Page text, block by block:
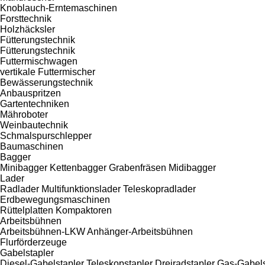
Knoblauch-Erntemaschinen
Forsttechnik
Holzhäcksler
Fütterungstechnik
Fütterungstechnik
Futtermischwagen
vertikale Futtermischer
Bewässerungstechnik
Anbauspritzen
Gartentechniken
Mähroboter
Weinbautechnik
Schmalspurschlepper
Baumaschinen
Bagger
Minibagger Kettenbagger Grabenfräsen Midibagger
Lader
Radlader Multifunktionslader Teleskopradlader
Erdbewegungsmaschinen
Rüttelplatten Kompaktoren
Arbeitsbühnen
Arbeitsbühnen-LKWAnhänger-Arbeitsbühnen
Flurförderzeuge
Gabelstapler